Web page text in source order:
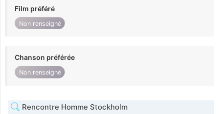
Film préféré
Non renseigné
Chanson préférée
Non renseigné
Rencontre Homme Stockholm